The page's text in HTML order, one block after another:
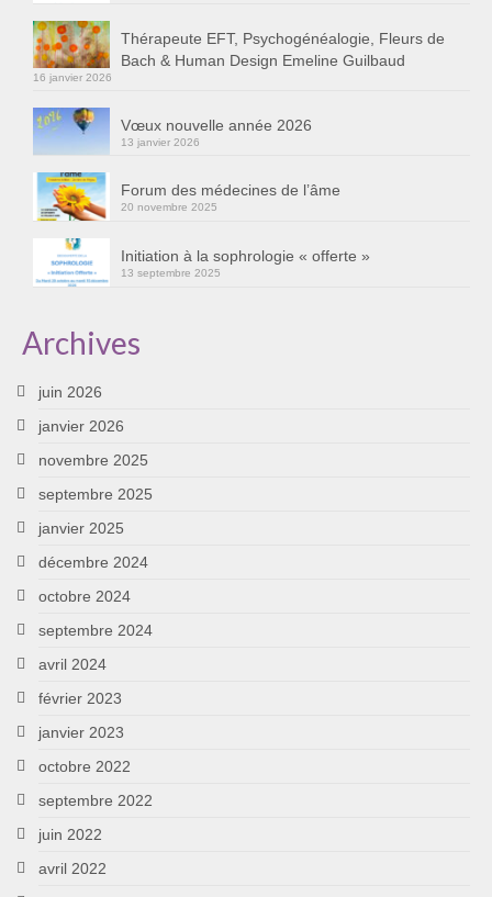
Sophrologie
Initiation à la sophrologie « offerte »
Témoignages B
Prendre contact
Thérapeute EFT, Psychogénéalogie, Fleurs de
Bach & Human Design Emeline Guilbaud
16 janvier 2026
Vœux nouvelle année 2026
13 janvier 2026
Forum des médecines de l’âme
20 novembre 2025
Initiation à la sophrologie « offerte »
13 septembre 2025
Archives
juin 2026
janvier 2026
novembre 2025
septembre 2025
janvier 2025
décembre 2024
octobre 2024
septembre 2024
avril 2024
février 2023
janvier 2023
octobre 2022
septembre 2022
juin 2022
avril 2022